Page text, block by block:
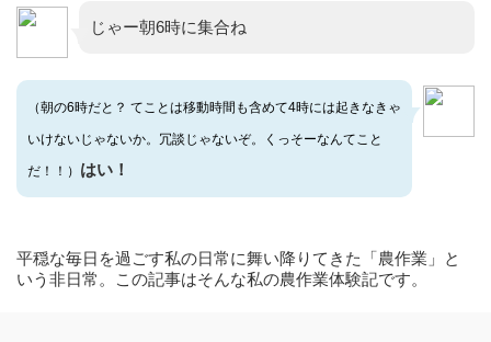
じゃー朝6時に集合ね
（朝の6時だと？ てことは移動時間も含めて4時には起きなきゃ
いけないじゃないか。冗談じゃないぞ。くっそーなんてこと
だ！！） はい！
平穏な毎日を過ごす私の日常に舞い降りてきた「農作業」と
いう非日常。この記事はそんな私の農作業体験記です。